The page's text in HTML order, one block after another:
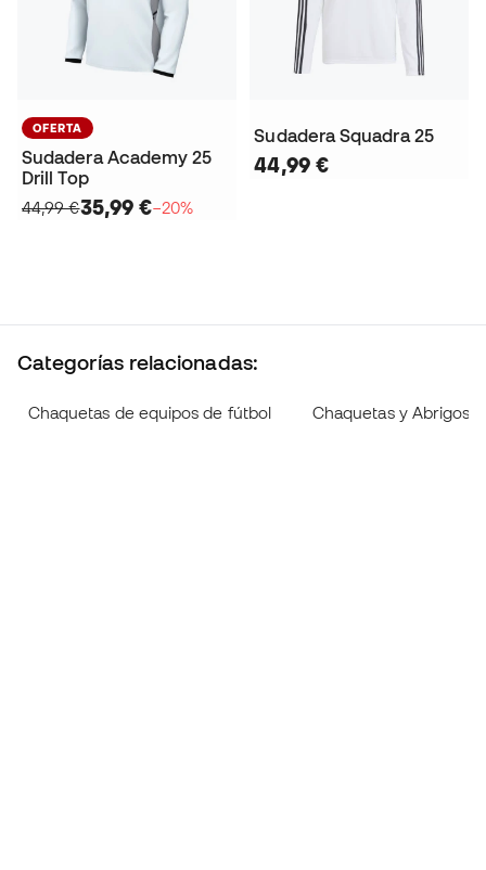
OFERTA
Sudadera Academy 25
Drill Top
44,99 €35,99 €−20%
Sudadera Squadra 25
44,99 €
Categorías relacionadas:
Chaquetas de equipos de fútbol Chaquetas y Abrigos